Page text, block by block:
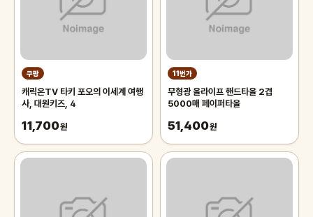
쿠팡
캐릭온TV 타키 포오의 이세계 여행
사, 대원키즈, 4
11,700원
11번가
무형광 올라이프 핸드타올 2겹
5000매 페이퍼타올
51,400원